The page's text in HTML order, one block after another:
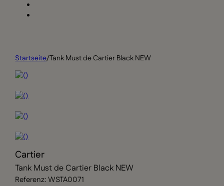
Startseite/Tank Must de Cartier Black NEW
Cartier
Tank Must de Cartier Black NEW
Referenz: WSTA0071